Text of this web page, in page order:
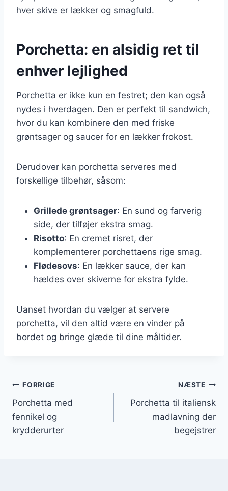
hver skive er lækker og smagfuld.
Porchetta: en alsidig ret til
enhver lejlighed
Porchetta er ikke kun en festret; den kan også
nydes i hverdagen. Den er perfekt til sandwich,
hvor du kan kombinere den med friske
grøntsager og saucer for en lækker frokost.
Derudover kan porchetta serveres med
forskellige tilbehør, såsom:
Grillede grøntsager: En sund og farverig
side, der tilføjer ekstra smag.
Risotto: En cremet risret, der
komplementerer porchettaens rige smag.
Flødesovs: En lækker sauce, der kan
hældes over skiverne for ekstra fylde.
Uanset hvordan du vælger at servere
porchetta, vil den altid være en vinder på
bordet og bringe glæde til dine måltider.
Indlægsnavigation
FORRIGE
Porchetta med
fennikel og
krydderurter
NÆSTE
Porchetta til italiensk
madlavning der
begejstrer